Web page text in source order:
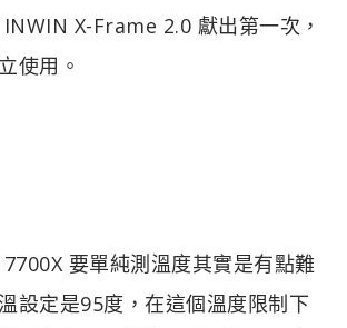
X-Frame 2.0 獻出第一次，
使用。
要單純測溫度其實是有點難
設定是95度，在這個溫度限制下